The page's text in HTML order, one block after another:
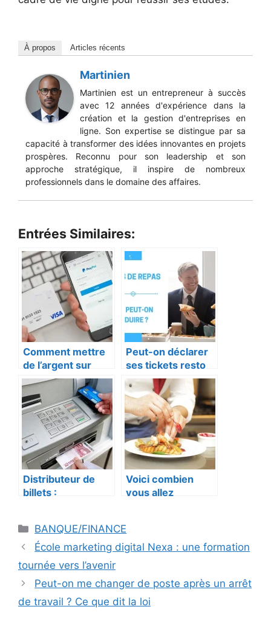
À propos Articles récents
Martinien
Martinien est un entrepreneur à succès
avec 12 années d'expérience dans la
création et la gestion d'entreprises en
ligne. Son expertise se distingue par sa
capacité à transformer des idées innovantes en projets
prospères. Reconnu pour son leadership et son
approche stratégique, il inspire de nombreux
professionnels dans le domaine des affaires.
Entrées Similaires:
Comment mettre
de l’argent sur
PayPal : Guide
complet étape par
étape
Peut-on déclarer
ses tickets resto
aux impôts ?
Distributeur de
billets :
évolution des DAB
Voici combien
vous allez
SMIC net en
hôtellerie en 2025
Catégories
BANQUE/FINANCE
École marketing digital Nexa : une formation
tournée vers l’avenir
Peut-on me changer de poste après un arrêt
de travail ? Ce que dit la loi